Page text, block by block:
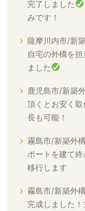
完了しました
みです！
薩摩川内市/新
自宅の外構を
ました
鹿児島市/新築
頂くとお安く
長も可能！
霧島市/新築外
ポートを建て
移行します
霧島市/新築外
完成しました